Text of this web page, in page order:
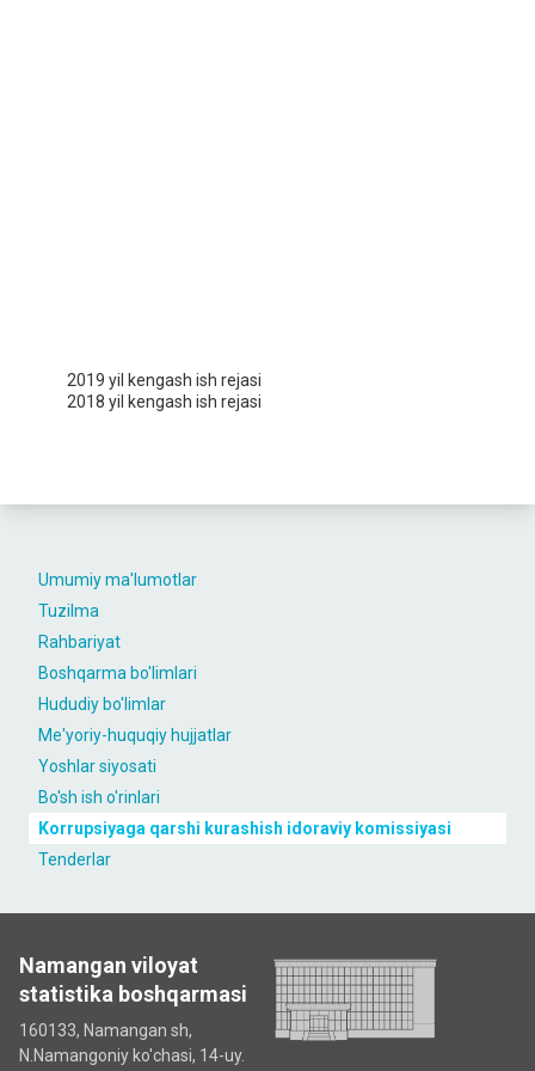
Umumiy ma'lumotlar
Tuzilma
Rahbariyat
Boshqarma bo'limlari
Hududiy bo'limlar
Me'yoriy-huquqiy hujjatlar
Yoshlar siyosati
Bo'sh ish o'rinlari
Korrupsiyaga qarshi kurashish idoraviy komissiyasi
Tenderlar
2019 yil kengash ish rejasi
2018 yil kengash ish rejasi
Namangan viloyat
statistika boshqarmasi
160133, Namangan sh,
N.Namangoniy ko'chasi, 14-uy.